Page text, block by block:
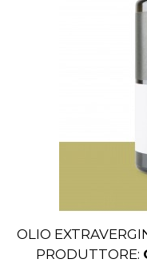
OLIO
PRODUTTORE: